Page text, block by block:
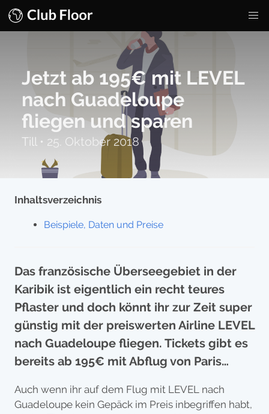
Jetzt ab 195€ mit LEVEL
nach Guadeloupe
fliegen und sparen
Till • 25. Oktober 2018
Inhaltsverzeichnis
Beispiele, Daten und Preise
Das französische Überseegebiet in der
Karibik ist eigentlich ein recht teures
Pflaster und doch könnt ihr zur Zeit super
günstig mit der preiswerten Airline LEVEL
nach Guadeloupe fliegen. Tickets gibt es
bereits ab 195€ mit Abflug von Paris…
Auch wenn ihr auf dem Flug mit LEVEL nach
Guadeloupe kein Gepäck im Preis inbegriffen habt,